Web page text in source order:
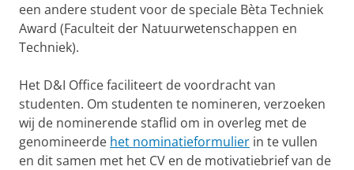
een andere student voor de speciale Bèta Techniek
Award (Faculteit der Natuurwetenschappen en
Techniek).
Het D&I Office faciliteert de voordracht van
studenten. Om studenten te nomineren, verzoeken
wij de nominerende staflid om in overleg met de
genomineerde het nominatieformulier in te vullen
en dit samen met het CV en de motivatiebrief van de